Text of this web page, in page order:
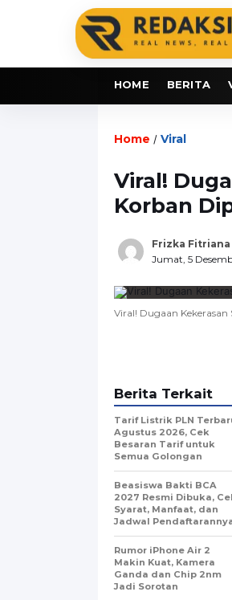
HOME BERITA
Home / Viral
Viral!
Korban
Frizka Fitriana
Jumat, 5
Viral! Dugaan
Berita Terkait
Tarif Listrik PLN
Agustus 2026, Cek
Besaran Tarif untuk
Semua Golongan
Beasiswa Bakti BCA
2027 Resmi Dibuka,
Syarat, Manfaat, dan
Jadwal
Rumor iPhone Air 2
Makin Kuat, Kamera
Ganda dan Chip 2nm
Jadi Sorotan